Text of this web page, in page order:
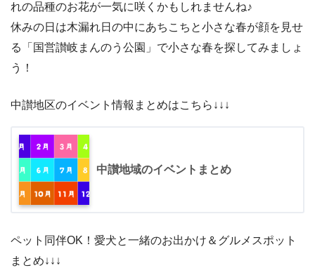
れの品種のお花が一気に咲くかもしれませんね♪
休みの日は木漏れ日の中にあちこちと小さな春が顔を見せ
る「国営讃岐まんのう公園」で小さな春を探してみましょ
う！
中讃地区のイベント情報まとめはこちら↓↓↓
中讃地域のイベントまとめ
ペット同伴OK！愛犬と一緒のお出かけ＆グルメスポット
まとめ↓↓↓